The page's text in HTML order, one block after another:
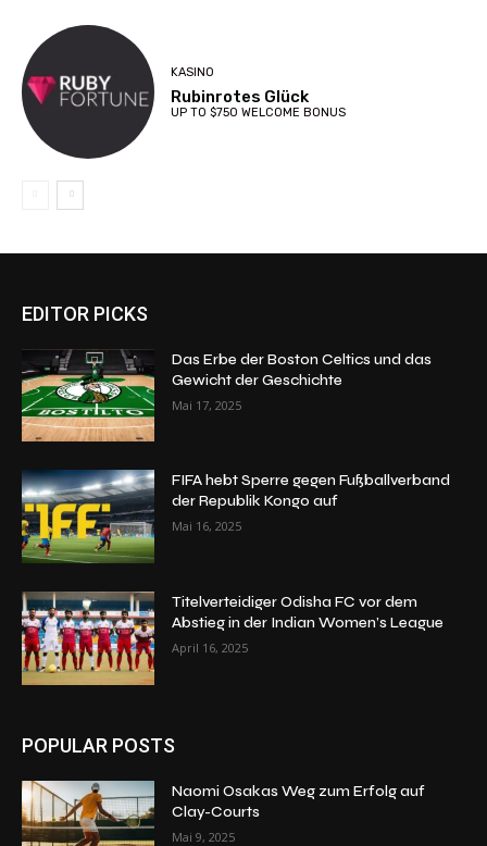
KASINO
Rubinrotes Glück
UP TO $750 WELCOME BONUS
EDITOR PICKS
Das Erbe der Boston Celtics und das
Gewicht der Geschichte
Mai 17, 2025
FIFA hebt Sperre gegen Fußballverband
der Republik Kongo auf
Mai 16, 2025
Titelverteidiger Odisha FC vor dem
Abstieg in der Indian Women’s League
April 16, 2025
POPULAR POSTS
Naomi Osakas Weg zum Erfolg auf
Clay-Courts
Mai 9, 2025